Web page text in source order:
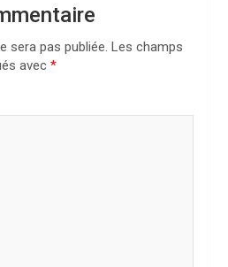
sera pas publiée. Les champs
avec *